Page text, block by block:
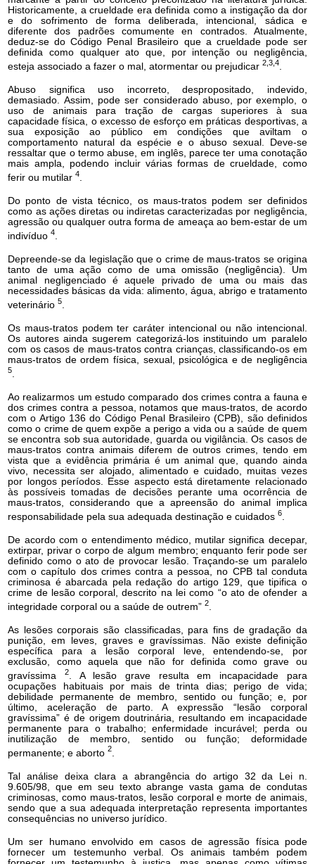
Historicamente, a crueldade era definida como a instigação da dor
e do sofrimento de forma deliberada, intencional, sádica e
diferente dos padrões comumente en contrados. Atualmente,
deduz-se do Código Penal Brasileiro que a crueldade pode ser
definida como qualquer ato que, por intenção ou negligência,
esteja associado a fazer o mal, atormentar ou prejudicar2,3,4
Abuso significa uso incorreto, despropositado, indevido,
demasiado. Assim, pode ser considerado abuso, por exemplo, o
uso de animais para tração de cargas superiores à sua
capacidade física, o excesso de esforço em práticas desportivas, a
sua exposição ao público em condições que aviltam o
comportamento natural da espécie e o abuso sexual. Deve-se
ressaltar que o termo abuse, em inglês, parece ter uma conotação
mais ampla, podendo incluir várias formas de crueldade, como
ferir ou mutilar4
Do ponto de vista técnico, os maus-tratos podem ser definidos
como as ações diretas ou indiretas caracterizadas por negligência,
agressão ou qualquer outra forma de ameaça ao bem-estar de um
indivíduo4
Depreende-se da legislação que o crime de maus-tratos se origina
tanto de uma ação como de uma omissão (negligência). Um
animal negligenciado é aquele privado de uma ou mais das
necessidades básicas da vida: alimento, água, abrigo e tratamento
veterinário5
Os maus-tratos podem ter caráter intencional ou não intencional.
Os autores ainda sugerem categorizá-los instituindo um paralelo
com os casos de maus-tratos contra crianças, classificando-os em
maus-tratos de ordem física, sexual, psicológica e de negligência
5
Ao realizarmos um estudo comparado dos crimes contra a fauna e
dos crimes contra a pessoa, notamos que maus-tratos, de acordo
com o Artigo 136 do Código Penal Brasileiro (CPB), são definidos
como o crime de quem expõe a perigo a vida ou a saúde de quem
se encontra sob sua autoridade, guarda ou vigilância. Os casos de
maus-tratos contra animais diferem de outros crimes, tendo em
vista que a evidência primária é um animal que, quando ainda
vivo, necessita ser alojado, alimentado e cuidado, muitas vezes
por longos períodos. Esse aspecto está diretamente relacionado
às possíveis tomadas de decisões perante uma ocorrência de
maus-tratos, considerando que a apreensão do animal implica
responsabilidade pela sua adequada destinação e cuidados6
De acordo com o entendimento médico, mutilar significa decepar,
extirpar, privar o corpo de algum membro; enquanto ferir pode ser
definido como o ato de provocar lesão. Traçando-se um paralelo
com o capítulo dos crimes contra a pessoa, no CPB tal conduta
criminosa é abarcada pela redação do artigo 129, que tipifica o
crime de lesão corporal, descrito na lei como “o ato de ofender a
integridade corporal ou a saúde de outrem”2
As lesões corporais são classificadas, para fins de gradação da
punição, em leves, graves e gravíssimas. Não existe definição
específica para a lesão corporal leve, entendendo-se, por
exclusão, como aquela que não for definida como grave ou
gravíssima
2. A lesão grave resulta em incapacidade para
ocupações habituais por mais de trinta dias; perigo de vida;
debilidade permanente de membro, sentido ou função; e, por
último, aceleração de parto. A expressão “lesão corporal
gravíssima” é de origem doutrinária, resultando em incapacidade
permanente para o trabalho; enfermidade incurável; perda ou
inutilização de membro, sentido ou função; deformidade
permanente; e aborto2
Tal análise deixa clara a abrangência do artigo 32 da Lei n.
9.605/98, que em seu texto abrange vasta gama de condutas
criminosas, como maus-tratos, lesão corporal e morte de animais,
sendo que a sua adequada interpretação representa importantes
consequências no universo jurídico.
Um ser humano envolvido em casos de agressão física pode
fornecer um testemunho verbal. Os animais também podem